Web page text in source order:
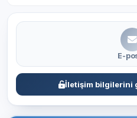
E-
İletişim bilgilerini